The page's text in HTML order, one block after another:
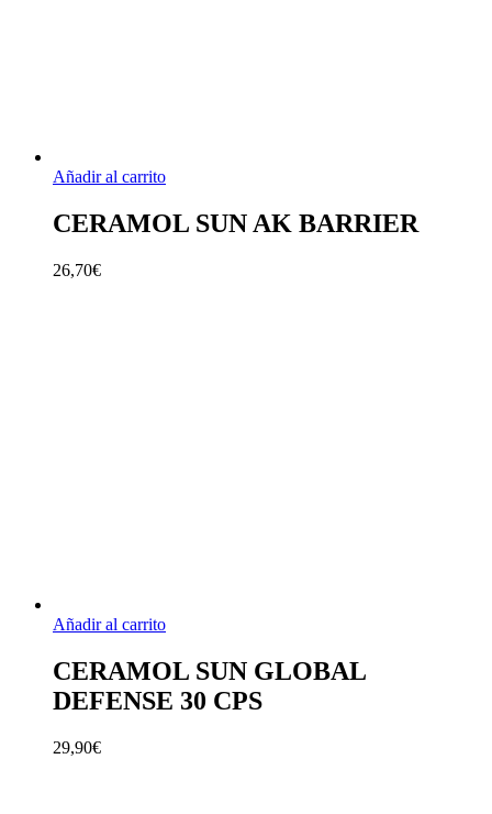
Añadir al carrito
CERAMOL SUN AK BARRIER
26,70€
Añadir al carrito
CERAMOL SUN GLOBAL
DEFENSE 30 CPS
29,90€